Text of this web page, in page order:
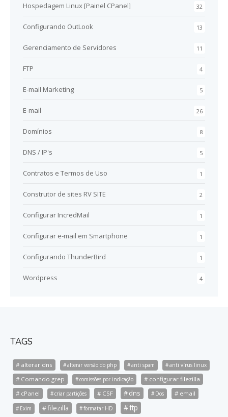
32
Hospedagem Linux [Painel CPanel]
13
Configurando OutLook
11
Gerenciamento de Servidores
4
FTP
5
E-mail Marketing
26
E-mail
8
Domínios
5
DNS / IP's
1
Contratos e Termos de Uso
2
Construtor de sites RV SITE
1
Configurar IncredMail
1
Configurar e-mail em Smartphone
1
Configurando ThunderBird
4
Wordpress
TAGS
alterar dns alterar versão do php anti spam anti vírus linux
Comando grep comissões por indicação
configurar filezilla
cPanel
criar partições CSF dns Dos email
Exim filezilla formatar HD ftp